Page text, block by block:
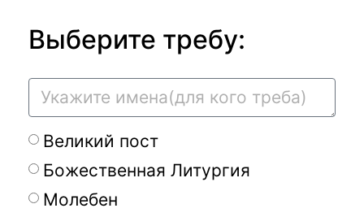
Выберите требу:
Великий пост
Божественная Литургия
Молебен